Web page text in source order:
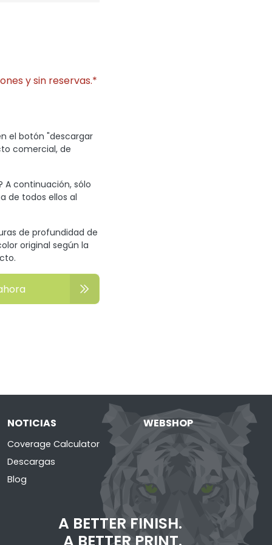
y sin reservas.*
el botón "descargar
comercial, de
A continuación, sólo
de todos ellos al
de profundidad de
original según la
NOTICIAS
Coverage Calculator
Descargas
Blog
WEBSHOP
A BETTER FINISH.